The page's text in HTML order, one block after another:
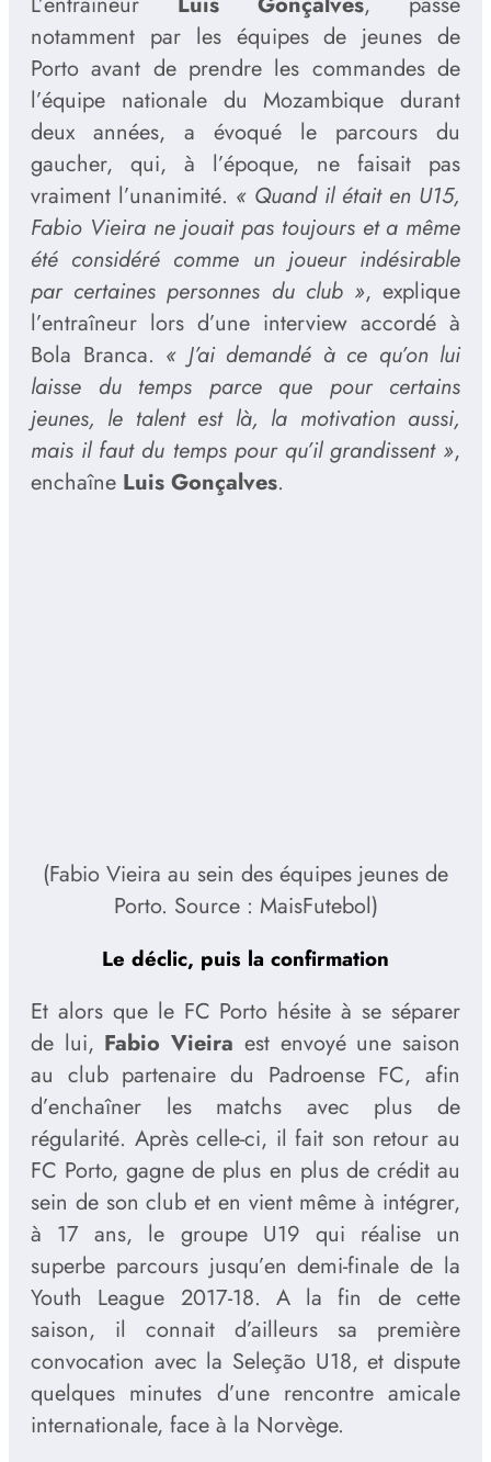
notamment par les équipes de jeunes de
Porto avant de prendre les commandes de
l’équipe nationale du Mozambique durant
deux années, a évoqué le parcours du
gaucher, qui, à l’époque, ne faisait pas
vraiment l’unanimité. « Quand il était en U15,
Fabio Vieira ne jouait pas toujours et a même
été considéré comme un joueur indésirable
par certaines personnes du club », explique
l’entraîneur lors d’une interview accordé à
Bola Branca. « J’ai demandé à ce qu’on lui
laisse du temps parce que pour certains
jeunes, le talent est là, la motivation aussi,
mais il faut du temps pour qu’il grandissent »,
enchaîne Luis Gonçalves.
(Fabio Vieira au sein des équipes jeunes de
Porto. Source : MaisFutebol)
Le déclic, puis la confirmation
Et alors que le FC Porto hésite à se séparer
de lui, Fabio Vieira est envoyé une saison
au club partenaire du Padroense FC, afin
d’enchaîner les matchs avec plus de
régularité. Après celle-ci, il fait son retour au
FC Porto, gagne de plus en plus de crédit au
sein de son club et en vient même à intégrer,
à 17 ans, le groupe U19 qui réalise un
superbe parcours jusqu’en demi-finale de la
Youth League 2017-18. A la fin de cette
saison, il connait d’ailleurs sa première
convocation avec la Seleção U18, et dispute
quelques minutes d’une rencontre amicale
internationale, face à la Norvège.